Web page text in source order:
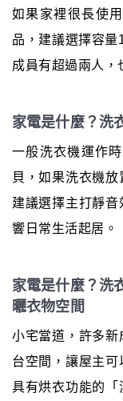
如果家裡很長使
品，建議選擇容
成員有超過兩人，
家電是什麼？洗
一般洗衣機運作
貝，如果洗衣機放
建議選擇主打靜
響日常生活起居。
家電是什麼？洗
曬衣物空間
小宅當道，許多
台空間，讓屋主
具有烘衣功能的「